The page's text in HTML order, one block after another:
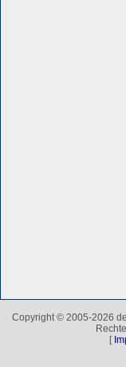
Copyright © 2005-2026
[